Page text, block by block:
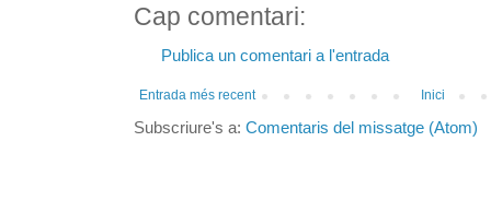
Cap comentari:
Publica un comentari a l'entrada
Entrada més recent Inici
Subscriure's a: Comentaris del missatge (Atom)